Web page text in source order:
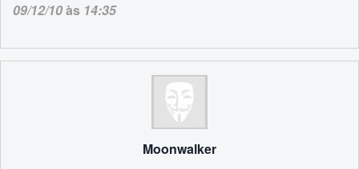
09/12/10às 14:35
Moonwalker